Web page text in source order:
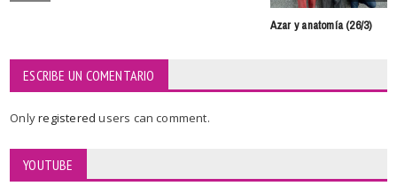
Azar y anatomía (26/3)
ESCRIBE UN COMENTARIO
Onlyregisteredusers can comment.
YOUTUBE